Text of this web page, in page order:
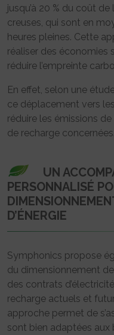
jusqu’à 20 % du coût
creuses, qui sont en
heures pleines. Cette
réaliser des économies
réduire l’empreinte
En effet, selon une
ce déplacement vers
réduire les émissions
de recharge concernées.
UN
PERSONNALISÉ
D’ÉNERGIE
Symphonics propose
du dimensionnement
des contrats
recharge actuels et
approche permet de
sont bien adaptées aux